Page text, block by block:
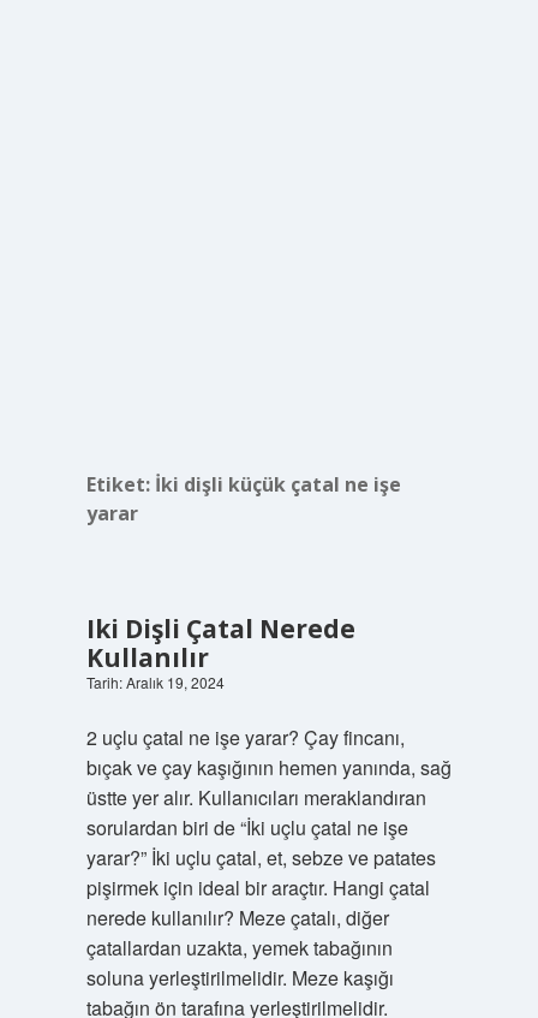
Etiket: İki dişli küçük çatal ne işe
yarar
Iki Dişli Çatal Nerede
Kullanılır
Tarih: Aralık 19, 2024
2 uçlu çatal ne işe yarar? Çay fincanı,
bıçak ve çay kaşığının hemen yanında, sağ
üstte yer alır. Kullanıcıları meraklandıran
sorulardan biri de “İki uçlu çatal ne işe
yarar?” İki uçlu çatal, et, sebze ve patates
pişirmek için ideal bir araçtır. Hangi çatal
nerede kullanılır? Meze çatalı, diğer
çatallardan uzakta, yemek tabağının
soluna yerleştirilmelidir. Meze kaşığı
tabağın ön tarafına yerleştirilmelidir.